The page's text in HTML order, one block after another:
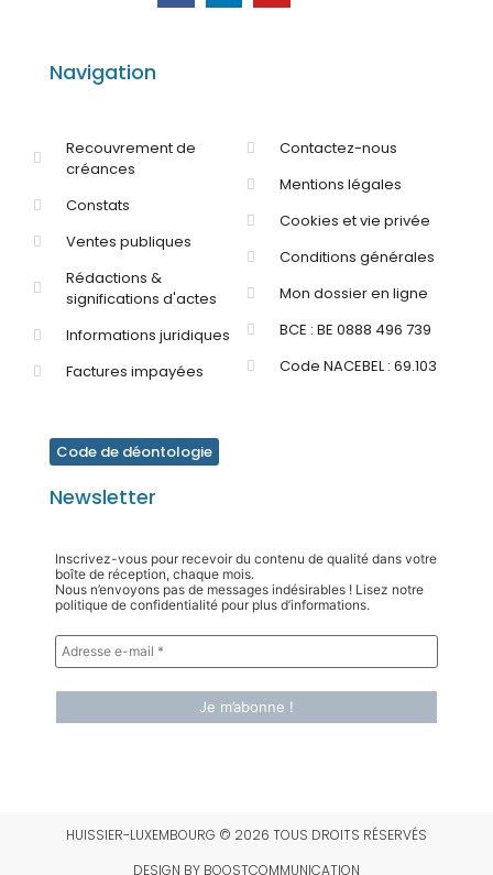
Navigation
Recouvrement de
créances
Constats
Ventes publiques
Rédactions &
significations d'actes
Informations juridiques
Factures impayées
Contactez-nous
Mentions légales
Cookies et vie privée
Conditions générales
Mon dossier en ligne
BCE : BE 0888 496 739
Code NACEBEL : 69.103
Code de déontologie
Newsletter
Inscrivez-vous pour recevoir du contenu de qualité dans votre
boîte de réception, chaque mois.
Nous n’envoyons pas de messages indésirables ! Lisez notre
politique de confidentialité pour plus d’informations.
HUISSIER-LUXEMBOURG © 2026 TOUS DROITS RÉSERVÉS
DESIGN BY BOOSTCOMMUNICATION